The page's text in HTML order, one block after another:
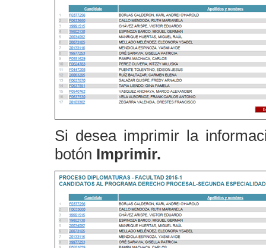
Si desea imprimir la
botón Imprimir.